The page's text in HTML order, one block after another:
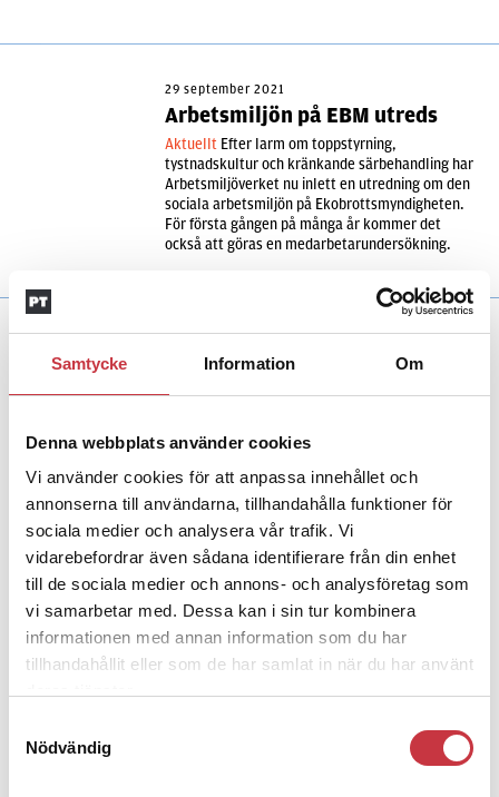
Samtycke Information Om
Denna webbplats använder cookies
Vi använder cookies för att anpassa innehållet och
annonserna till användarna, tillhandahålla funktioner för
sociala medier och analysera vår trafik. Vi
vidarebefordrar även sådana identifierare från din enhet
till de sociala medier och annons- och analysföretag som
vi samarbetar med. Dessa kan i sin tur kombinera
informationen med annan information som du har
tillhandahållit eller som de har samlat in när du har använt
Nödvändig
29 september 2021
Arbetsmiljön på EBM utreds
Aktuellt Efter larm om toppstyrning,
tystnadskultur och kränkande särbehandling har
Arbetsmiljöverket nu inlett en utredning om den
sociala arbetsmiljön på Ekobrottsmyndigheten.
För första gången på många år kommer det
också att göras en medarbetarundersökning.
3 juni 2026
Klart: Ingångslönen höjs med 2 300
kronor
4 juni 2026
Insändare:Miljoner i sjön –
polisaspiranter underkänns på
godtyckliga grunder